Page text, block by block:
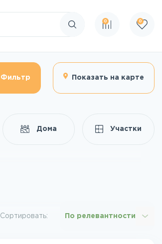
Поиск по сайту
0 0
Фильтр Показать на карте
Дома Участки
Сортировать: По релевантности